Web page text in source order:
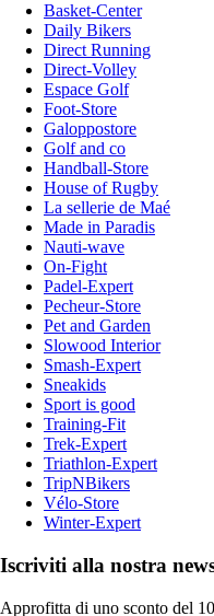
Basket-Center
Daily Bikers
Direct Running
Direct-Volley
Espace Golf
Foot-Store
Galoppostore
Golf and co
Handball-Store
House of Rugby
La sellerie de Maé
Made in Paradis
Nauti-wave
On-Fight
Padel-Expert
Pecheur-Store
Pet and Garden
Slowood Interior
Smash-Expert
Sneakids
Sport is good
Training-Fit
Trek-Expert
Triathlon-Expert
TripNBikers
Vélo-Store
Winter-Expert
Iscriviti alla nostra
Approfitta di uno sconto del